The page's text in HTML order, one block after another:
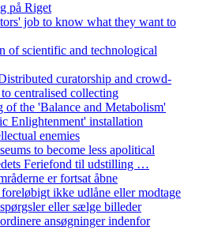
på Riget
job to know what they want to
of scientific and technological
curatorship and crowd-
centralised collecting
of the 'Balance and Metabolism'
Enlightenment' installation
enemies
to become less apolitical
Feriefond til udstilling …
er fortsat åbne
ikke udlåne eller modtage
eller sælge billeder
ansøgninger indenfor